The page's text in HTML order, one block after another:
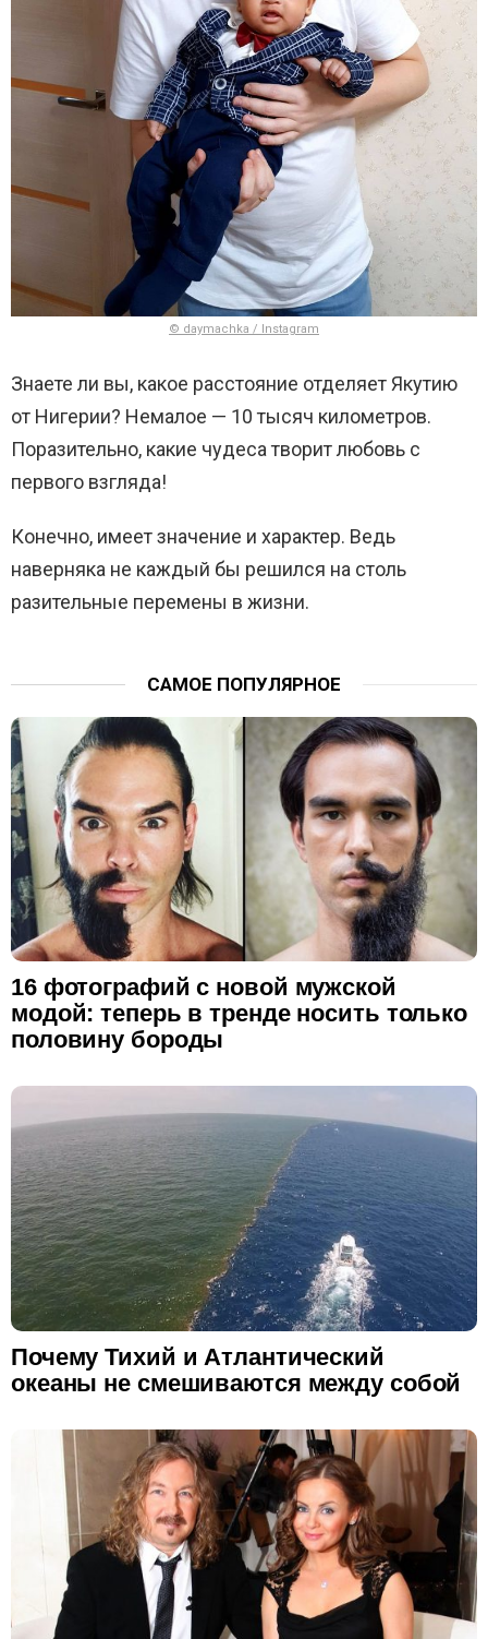
© daymachka / Instagram
Знаете ли вы, какое расстояние отделяет Якутию
от Нигерии? Немалое — 10 тысяч километров.
Поразительно, какие чудеса творит любовь с
первого взгляда!
Конечно, имеет значение и характер. Ведь
наверняка не каждый бы решился на столь
разительные перемены в жизни.
САМОЕ ПОПУЛЯРНОЕ
16 фотографий с новой мужской
модой: теперь в тренде носить только
половину бороды
Почему Тихий и Атлантический
океаны не смешиваются между собой